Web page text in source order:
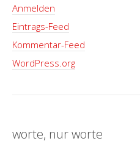
Anmelden
Eintrags-Feed
Kommentar-Feed
WordPress.org
worte, nur worte